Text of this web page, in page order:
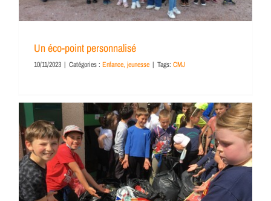
Un éco-point personnalisé
10/11/2023 | Catégories : Enfance, jeunesse | Tags: CMJ